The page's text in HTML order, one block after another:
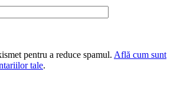
pentru a reduce spamul. Află cum sunt
tale.